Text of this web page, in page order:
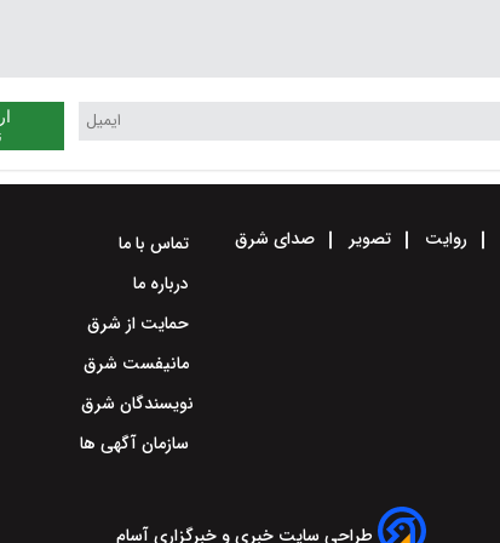
روایت تصویر صدای شرق
تماس با ما
درباره ما
حمایت از شرق
مانیفست شرق
نویسندگان شرق
سازمان آگهی ها
طراحی سایت خبری و خبرگزاری آسام